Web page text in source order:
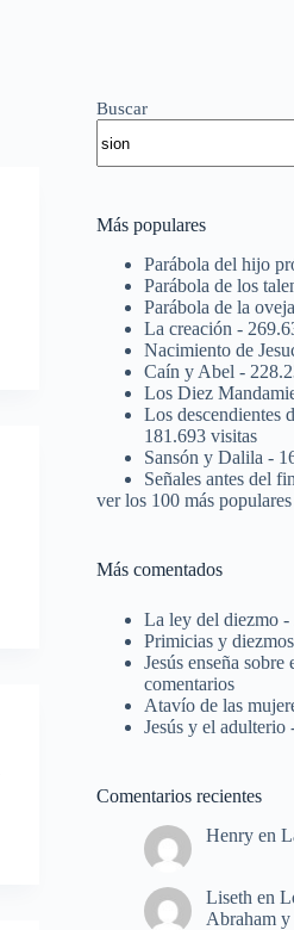
Buscar
Más populares
Parábola del hijo
Parábola de los
Parábola de la
La creación -
Nacimiento de
Caín y Abel -
Los Diez
Los descendientes
181.693 visitas
Sansón y Dalila -
Señales antes del fin
ver los 100 más populares
Más comentados
La ley del diezmo -
Primicias y diezmos
Jesús enseña
comentarios
Atavío de las
Jesús y el adulterio
Comentarios recientes
Henry en
Liseth en
Abraham y